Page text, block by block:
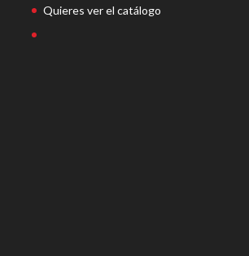
Quieres ver el catálogo